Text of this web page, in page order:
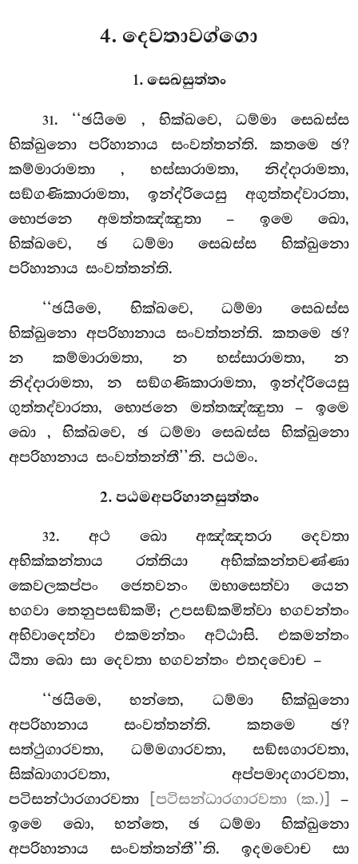
4. දෙවතාවග්ගො
1. සෙඛසුත්තං
31. ‘‘ඡයිමෙ , භික්ඛවෙ, ධම්මා සෙඛස්ස
භික්ඛුනො පරිහානාය සංවත්තන්ති. කතමෙ ඡ?
කම්මාරාමතා, භස්සාරාමතා, නිද්දාරාමතා,
සඞ්ගණිකාරාමතා, ඉන්ද්රියෙසු අගුත්තද්වාරතා,
භොජනෙ අමත්තඤ්ඤුතා – ඉමෙ ඛො,
භික්ඛවෙ, ඡ ධම්මා සෙඛස්ස භික්ඛුනො
පරිහානාය සංවත්තන්ති.
‘‘ඡයිමෙ, භික්ඛවෙ, ධම්මා සෙඛස්ස
භික්ඛුනො අපරිහානාය සංවත්තන්ති. කතමෙ ඡ?
න කම්මාරාමතා, න භස්සාරාමතා, න
නිද්දාරාමතා, න සඞ්ගණිකාරාමතා, ඉන්ද්රියෙසු
ගුත්තද්වාරතා, භොජනෙ මත්තඤ්ඤුතා – ඉමෙ
ඛො, භික්ඛවෙ, ඡ ධම්මා සෙඛස්ස භික්ඛුනො
අපරිහානාය සංවත්තන්තී’’ති. පඨමං.
2. පඨමඅපරිහානසුත්තං
32. අථ ඛො අඤ්ඤතරා දෙවතා
අභික්කන්තාය රත්තියා අභික්කන්තවණ්ණා
කෙවලකප්පං ජෙතවනං ඔභාසෙත්වා යෙන
භගවා තෙනුපසඞ්කමි; උපසඞ්කමිත්වා භගවන්තං
අභිවාදෙත්වා එකමන්තං අට්ඨාසි. එකමන්තං
ඨිතා ඛො සා දෙවතා භගවන්තං එතදවොච –
‘‘ඡයිමෙ, භන්තෙ, ධම්මා භික්ඛුනො
අපරිහානාය සංවත්තන්ති. කතමෙ ඡ?
සත්ථුගාරවතා, ධම්මගාරවතා, සඞ්ඝගාරවතා,
සික්ඛාගාරවතා, අප්පමාදගාරවතා,
පටිසන්ථාරගාරවතා
[පටිසන්ධාරගාරවතා (ක.)]
–
ඉමෙ ඛො, භන්තෙ, ඡ ධම්මා භික්ඛුනො
අපරිහානාය සංවත්තන්තී’’ති. ඉදමවොච සා